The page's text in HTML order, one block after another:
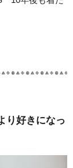
り好きになっ